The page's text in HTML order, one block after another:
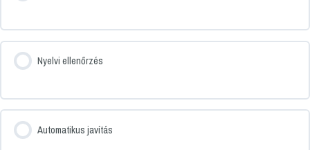
Nyelvi ellenőrzés
Automatikus javítás